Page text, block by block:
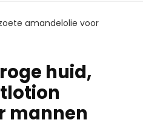
amandelolie voor
huid,
mannen